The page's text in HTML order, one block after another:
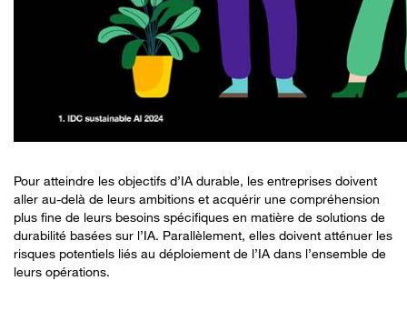
Pour atteindre les objectifs d’IA durable, les entreprises doivent
aller au-delà de leurs ambitions et acquérir une compréhension
plus fine de leurs besoins spécifiques en matière de solutions de
durabilité basées sur l’IA. Parallèlement, elles doivent atténuer les
risques potentiels liés au déploiement de l’IA dans l’ensemble de
leurs opérations.